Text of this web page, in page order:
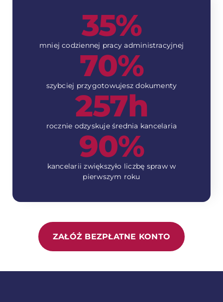
35%
mniej codziennej pracy administracyjnej
70%
szybciej przygotowujesz dokumenty
257h
rocznie odzyskuje średnia kancelaria
90%
kancelarii zwiększyło liczbę spraw w
pierwszym roku
ZAŁÓŻ BEZPŁATNE KONTO